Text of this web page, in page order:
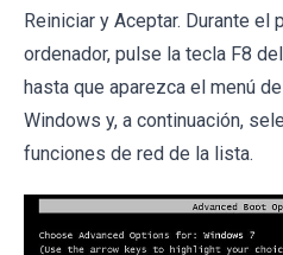
Reiniciar y Aceptar. Durante el
ordenador, pulse la tecla F8
hasta que aparezca el menú
Windows y, a continuación,
funciones de red de la lista.